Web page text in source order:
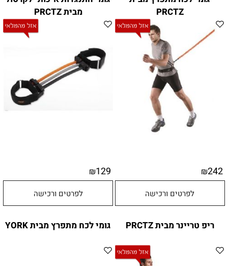
PRCTZ
₪242
לפרטים ורכישה
מבית PRCTZ
₪129
לפרטים ורכישה
ריפ טריינר מבית PRCTZ גומי לכח מתפרץ מבית YORK